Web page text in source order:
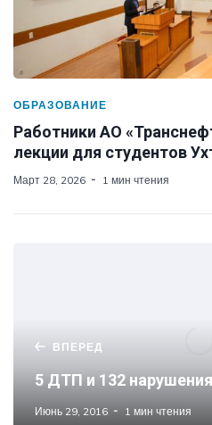
ОБРАЗОВАНИЕ
Работники АО
лекции для студентов
Март 28, 2026 1 мин чтения
ВПЕРЕД
5 ДТП и 132
Июнь 29, 2016 1 мин чтения